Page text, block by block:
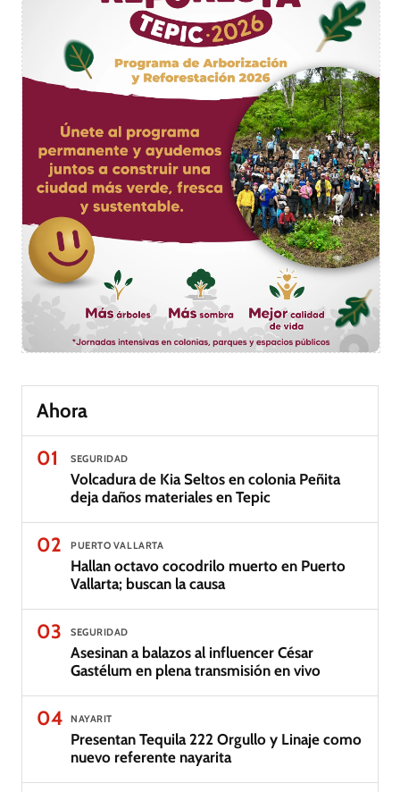
Ahora
01
SEGURIDAD
Volcadura de Kia Seltos en colonia Peñita
deja daños materiales en Tepic
02 PUERTO VALLARTA
Hallan octavo cocodrilo muerto en Puerto
Vallarta; buscan la causa
03 SEGURIDAD
Asesinan a balazos al influencer César
Gastélum en plena transmisión en vivo
04 NAYARIT
Presentan Tequila 222 Orgullo y Linaje como
nuevo referente nayarita